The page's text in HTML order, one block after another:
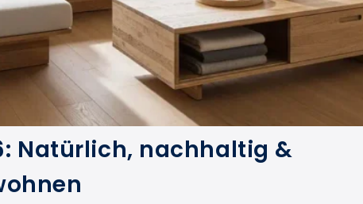
Natürlich, nachhaltig &